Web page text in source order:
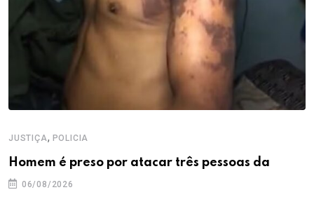
JUSTIÇA, POLICIA
Homem é preso por atacar três pessoas da
06/08/2026